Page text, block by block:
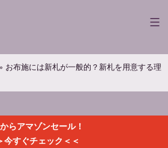
お布施には新札が一般的？新札を用意する理
らアマゾンセール！
今すぐチェック＜＜